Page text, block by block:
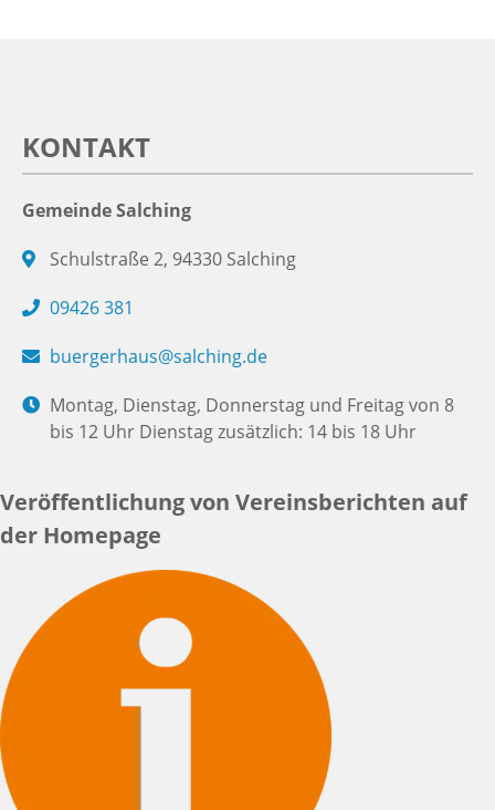
KONTAKT
Gemeinde Salching
Schulstraße 2, 94330 Salching
09426 381
buergerhaus@salching.de
Montag, Dienstag, Donnerstag und Freitag von 8
bis 12 Uhr Dienstag zusätzlich: 14 bis 18 Uhr
Veröffentlichung von Vereinsberichten auf
der Homepage